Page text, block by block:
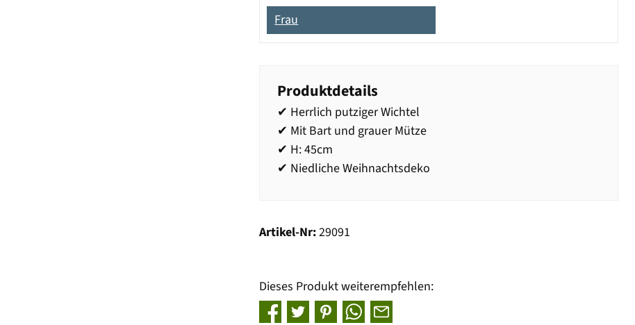
Frau
Produktdetails
✔ Herrlich putziger Wichtel
✔ Mit Bart und grauer Mütze
✔ H: 45cm
✔ Niedliche Weihnachtsdeko
Artikel-Nr:29091
Dieses Produkt weiterempfehlen: